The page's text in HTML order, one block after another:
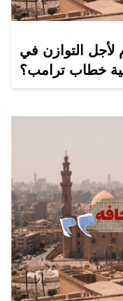
لأجل التوازن في
خطاب ترامب؟